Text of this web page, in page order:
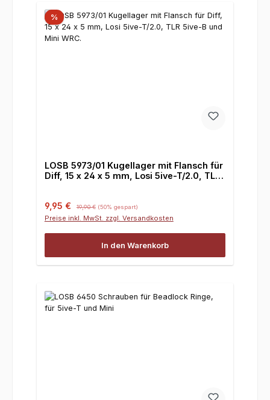
%
LOSB 5973/01 Kugellager mit Flansch für
Diff, 15 x 24 x 5 mm, Losi 5ive-T/2.0, TLR
Verkaufspreis:
9,95 € 19,90 € (50% gespart)
Preise inkl. MwSt. zzgl. Versandkosten
In den Warenkorb